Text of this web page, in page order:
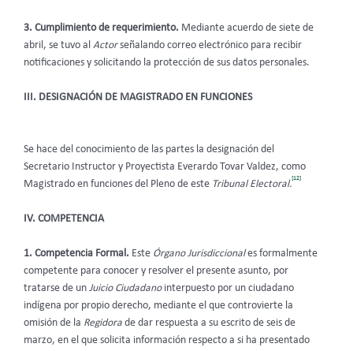
3. Cumplimiento de requerimiento. Mediante acuerdo de siete de
abril, se tuvo al Actorseñalando correo electrónico para recibir
notificaciones y solicitando la protección de sus datos personales.
III. DESIGNACIÓN DE MAGISTRADO EN FUNCIONES
Se hace del conocimiento de las partes la designación del
Secretario Instructor y Proyectista Everardo Tovar Valdez, como
Magistrado en funciones del Pleno de este Tribunal Electoral.
[12]
IV. COMPETENCIA
1. Competencia Formal. Este Órgano Jurisdiccionales formalmente
competente para conocer y resolver el presente asunto, por
tratarse de un Juicio Ciudadanointerpuesto por un ciudadano
indígena por propio derecho, mediante el que controvierte la
omisión de la Regidora de dar respuesta a su escrito de seis de
marzo, en el que solicita información respecto a si ha presentado